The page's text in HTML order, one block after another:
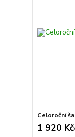
Celoroční
1 920 Kč/